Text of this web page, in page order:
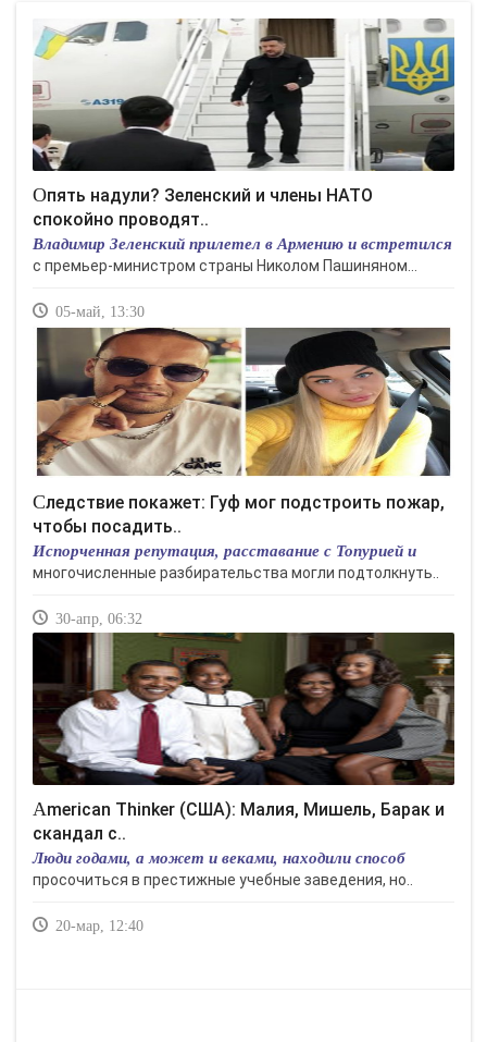
Опять надули? Зеленский и члены НАТО
спокойно проводят..
Владимир Зеленский прилетел в Армению и встретился
с премьер-министром страны Николом Пашиняном...
05-май, 13:30
Следствие покажет: Гуф мог подстроить пожар,
чтобы посадить..
Испорченная репутация, расставание с Топурией и
многочисленные разбирательства могли подтолкнуть..
30-апр, 06:32
American Thinker (США): Малия, Мишель, Барак и
скандал с..
Люди годами, а может и веками, находили способ
просочиться в престижные учебные заведения, но..
20-мар, 12:40